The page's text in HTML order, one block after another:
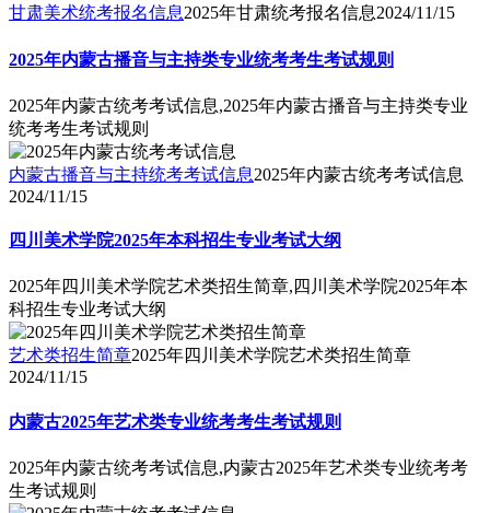
甘肃美术统考报名信息2025年甘肃统考报名信息2024/11/15
2025年内蒙古播音与主持类专业统考考生考试规则
2025年内蒙古统考考试信息,2025年内蒙古播音与主持类专业
统考考生考试规则
内蒙古播音与主持统考考试信息2025年内蒙古统考考试信息
2024/11/15
四川美术学院2025年本科招生专业考试大纲
2025年四川美术学院艺术类招生简章,四川美术学院2025年本
科招生专业考试大纲
艺术类招生简章2025年四川美术学院艺术类招生简章
2024/11/15
内蒙古2025年艺术类专业统考考生考试规则
2025年内蒙古统考考试信息,内蒙古2025年艺术类专业统考考
生考试规则